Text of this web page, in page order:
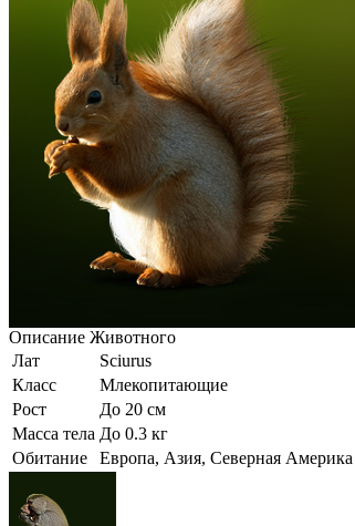
Описание Животного
Лат
Sciurus
Класс
Млекопитающие
Рост
До 20 см
Масса тела До 0.3 кг
Обитание
Европа, Азия, Северная Америка